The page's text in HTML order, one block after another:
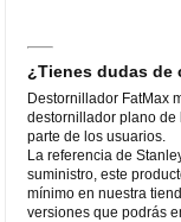
¿Tienes dudas de
Destornillador FatMax
destornillador plano de
parte de los usuarios.
La referencia de
suministro, este
mínimo en nuestra
versiones que podrás